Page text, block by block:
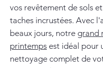
vos revêtement de sols
taches incrustées. Avec
beaux jours, notre grand
printemps est idéal pour
nettoyage complet de